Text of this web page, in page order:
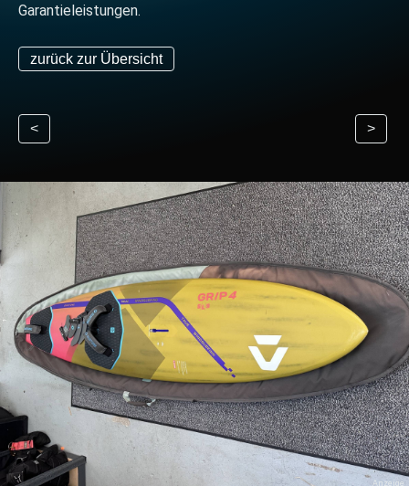
Garantieleistungen.
zurück zur Übersicht
< >